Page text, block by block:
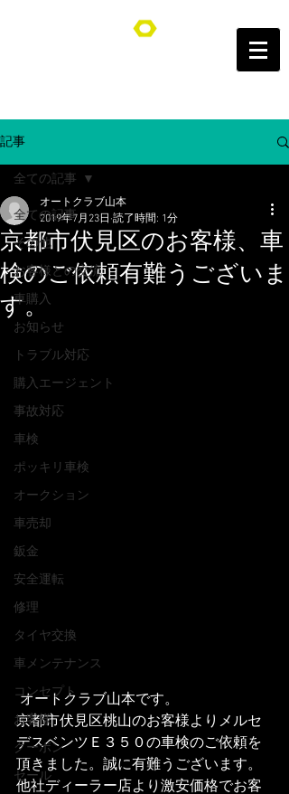
オートクラブ山本/Auto Club YAMAMOTO
記事
全ての記事
その他
お客様との交流
車購入
お知らせ
トラブル対応
購入エージェント
事故対応
車検
ポッキリ車検
オークション
車売却
鈑金
安全運転
修理
タイヤ交換
車メンテナンス
コンセプト
お客様
クーポン
セール
全ての記事
京都市伏見区のお客様、車
検のご依頼有難うございま
す。
オートクラブ山本
2019年7月23日 読了時間: 1分
オートクラブ山本です。
京都市伏見区桃山のお客様よりメルセ
デスベンツＥ３５０の車検のご依頼を
頂きました。誠に有難うございます。
他社ディーラー店より激安価格でお客